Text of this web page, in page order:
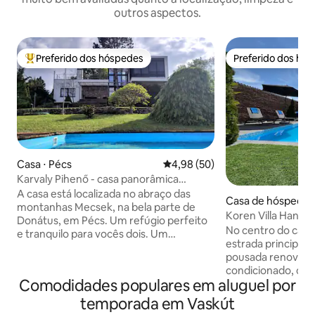
outros aspectos.
Entre os melhores preferidos dos hóspedes
Preferido dos hóspedes
Casa ⋅ Pécs 4,98 de uma avaliação média
4,98 (50)
Karvaly Pihenő - casa panorâmica
privada
A casa está localizada no abraço das
montanhas Mecsek, na bela parte de
Donátus, em Pécs. Um refúgio perfeito
e tranquilo para vocês dois. Um
está perto, com todas as suas
possibilidades, mas longe o suficiente
para que você possa se retirar para um
Preferido dos
Preferido dos
Casa de
Koren Villa
No centro do
estrada principal
pousada
condicionado,
compartilhada e
fechado,
rua, equipado
Comodidades populares em aluguel por
temporada em Vaskút